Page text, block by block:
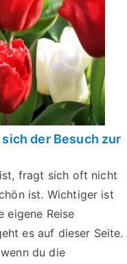
der Besuch zur
fragt sich oft nicht
ist. Wichtiger ist
eigene Reise
es auf dieser Seite.
du die